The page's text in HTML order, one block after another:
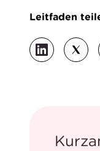
Leitfaden